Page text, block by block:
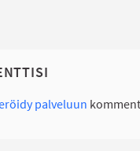
palveluun